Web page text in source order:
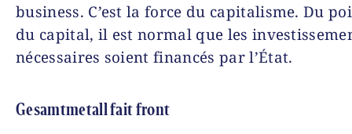
business. C’est la force du capitalisme. Du
du capital, il est normal que les
nécessaires soient financés par l’État.
Gesamtmetall fait front